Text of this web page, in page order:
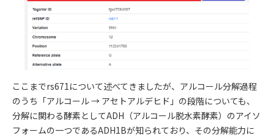
ここまでrs671について述べてきましたが、アルコール分解過程
のうち「アルコール → アセトアルデヒド」の段階についても、
分解に関わる酵素としてADH（アルコール脱水素酵素）のアイソ
フォームの一つであるADH1Bが知られており、その分解能力に